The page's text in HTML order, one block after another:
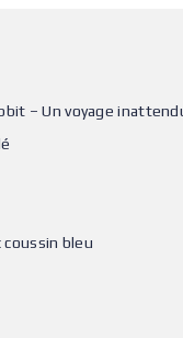
– Un voyage
bleu